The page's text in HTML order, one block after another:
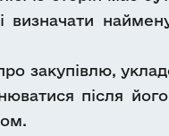
закупівлю,
після